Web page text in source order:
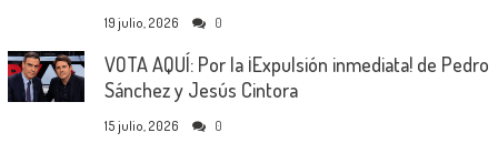
19 julio, 2026 0
VOTA AQUÍ: Por la ¡Expulsión inmediata! de Pedro
Sánchez y Jesús Cintora
15 julio, 2026 0